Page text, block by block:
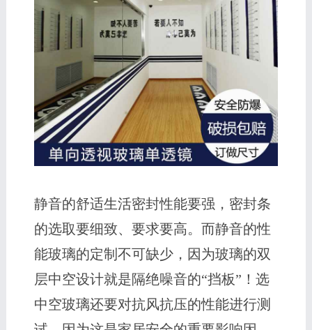
静音的舒适生活密封性能要强，密封条
的选取要细致、要求要高。而静音的性
能玻璃的定制不可缺少，因为玻璃的双
层中空设计就是隔绝噪音的“挡板”！选
中空玻璃还要对抗风抗压的性能进行测